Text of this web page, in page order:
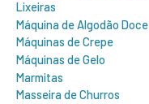
Lixeiras
Máquina de Algodão Doce
Máquinas de Crepe
Máquinas de Gelo
Marmitas
Masseira de Churros